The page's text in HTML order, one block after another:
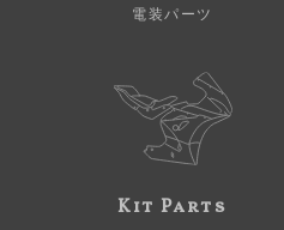
電装パーツ
Kit Parts